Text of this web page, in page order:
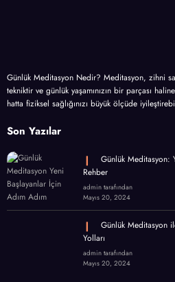
Günlük Meditasyon Nedir? Meditasyon, zihni
tekniktir ve günlük yaşamınızın bir parçası
hatta fiziksel sağlığınızı büyük ölçüde
Son Yazılar
Günlük Meditasyon:
Rehber
admin tarafından
Mayıs 20, 2024
Günlük Meditasyon
Yolları
admin tarafından
Mayıs 20, 2024